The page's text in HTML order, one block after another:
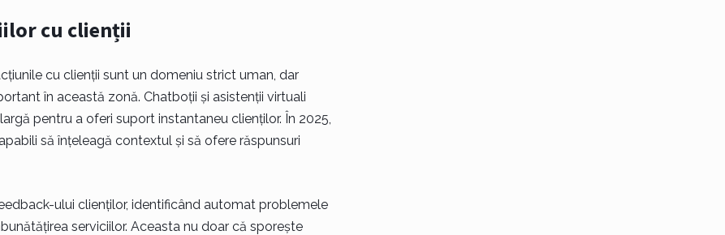
cu clienții
cu clienții sunt un domeniu strict uman, dar
în această zonă. Chatboții și asistenții virtuali
pentru a oferi suport instantaneu clienților. În 2025,
să înțeleagă contextul și să ofere răspunsuri
ului clienților, identificând automat problemele
serviciilor. Aceasta nu doar că sporește